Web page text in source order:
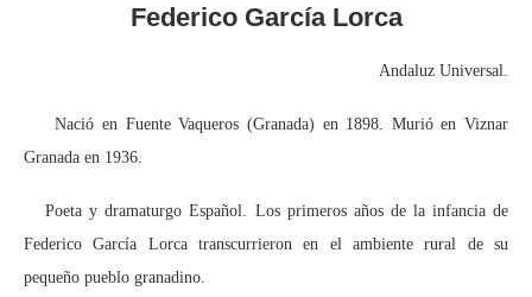
Federico García Lorca
Andaluz Universal.
Nació en Fuente Vaqueros (Granada) en 1898. Murió en Viznar
Granada en 1936.
Poeta y dramaturgo Español. Los primeros años de la infancia de
Federico García Lorca transcurrieron en el ambiente rural de su
pequeño pueblo granadino.